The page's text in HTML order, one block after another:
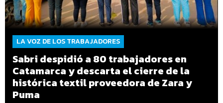
LA VOZ DE LOS TRABAJADORES
Sabri despidió a 80 trabajadores en
Catamarca y descarta el cierre de la
histórica textil proveedora de Zara y
Puma